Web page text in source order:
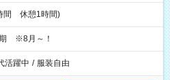
間 休憩1時間)
※8月～！
活躍中 / 服装自由